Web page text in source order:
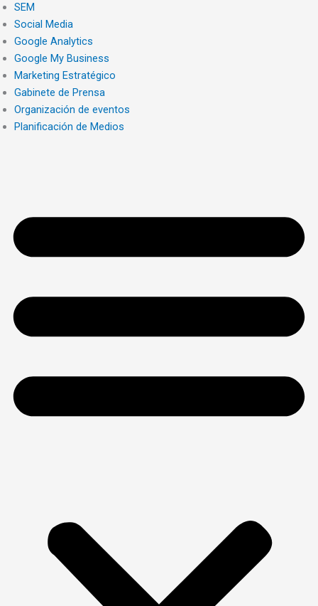
SEM
Social Media
Google Analytics
Google My Business
Marketing Estratégico
Gabinete de Prensa
Organización de eventos
Planificación de Medios